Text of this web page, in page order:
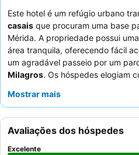
Este hotel é um refúgio urbano
casais que procuram uma base
Mérida. A propriedade possui
área tranquila, oferecendo fácil
um agradável passeio por um
Milagros. Os hóspedes elogiam
quádruplos e as camas
equipa da receção, contribui
enquanto as ofertas de pequeno-
elogios pela sua variedade, valor
Mostrar mais
Avaliações dos hóspedes
Excelente